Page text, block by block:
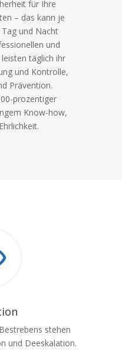
für Ihre
– das kann je
und Nacht
und
täglich ihr
und Kontrolle,
Prävention.
prozentiger
Know-how,
stehen
und Deeskalation.